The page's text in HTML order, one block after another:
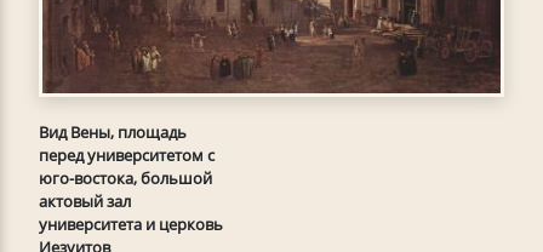
Вид Вены, площадь
перед университетом с
юго-востока, большой
актовый зал
университета и церковь
Иезуитов